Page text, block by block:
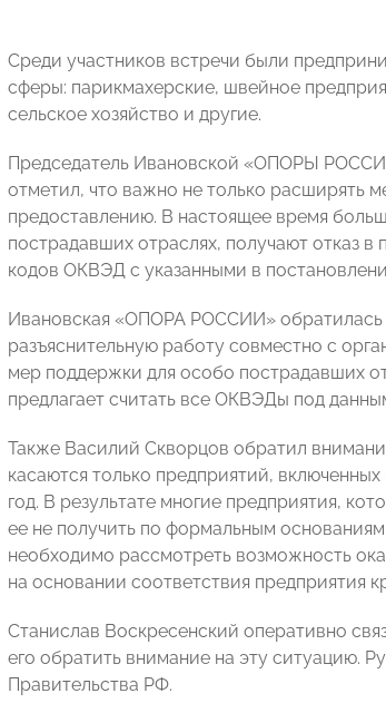
Среди участников встречи были
сферы: парикмахерские, швейное
сельское хозяйство и другие.
Председатель Ивановской «ОПОРЫ
отметил, что важно не только расширять
предоставлению. В настоящее время
пострадавших отраслях, получают отказ
кодов ОКВЭД с указанными в
Ивановская «ОПОРА РОССИИ» обратилась
разъяснительную работу совместно с
мер поддержки для особо пострадавших
предлагает считать все ОКВЭДы под
Также Василий Скворцов обратил
касаются только предприятий,
год. В результате многие предприятия,
ее не получить по формальным
необходимо рассмотреть возможность
на основании соответствия предприятия
Станислав Воскресенский оперативно
его обратить внимание на эту ситуацию.
Правительства РФ.